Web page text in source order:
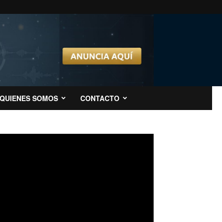
QUIENES SOMOS CONTACTO